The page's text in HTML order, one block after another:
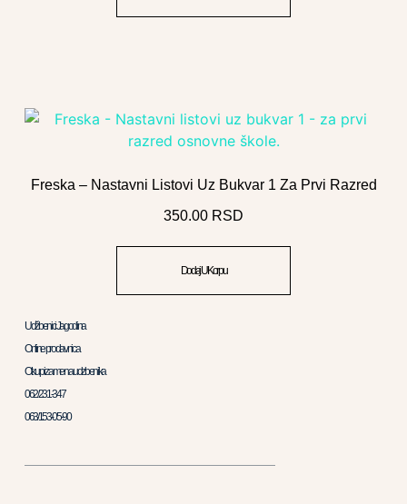
Freska – Nastavni Listovi Uz Bukvar 1 Za Prvi Razred
350.00 RSD
Dodaj U Korpu
Udžbenici Jagodina
Online prodavnica
Otkup i zamena udzbenika
062/231-347
063/153-05-90